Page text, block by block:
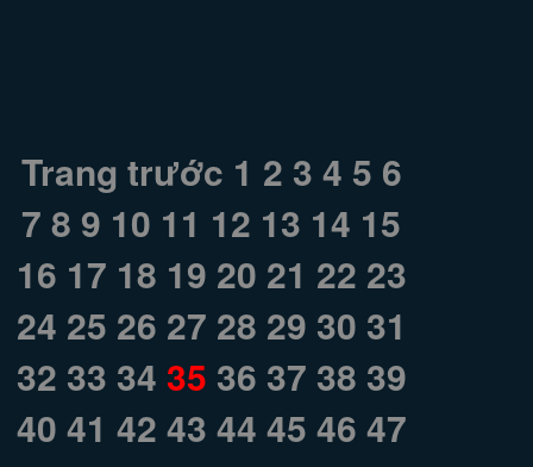
Trang trước 1 2 3 4 5 6
7 8 9 10 11 12 13 14 15
16 17 18 19 20 21 22 23
24 25 26 27 28 29 30 31
32 33 34 35 36 37 38 39
40 41 42 43 44 45 46 47